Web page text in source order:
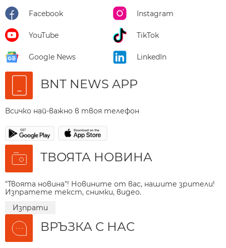
Facebook Instagram
YouTube TikTok
Google News LinkedIn
BNT NEWS APP
Всичко най-важно в твоя телефон
ТВОЯТА НОВИНА
"Твоята новина"! Новините от вас, нашите зрители!
Изпратете текст, снимки, видео.
Изпрати
ВРЪЗКА С НАС